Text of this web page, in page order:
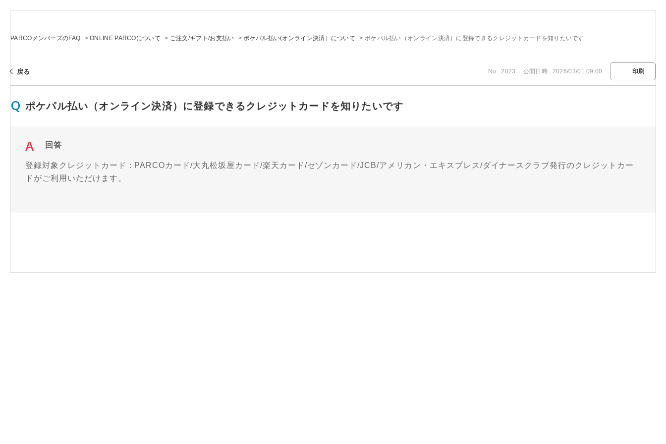
PARCOメンバーズのFAQ >ONLINE PARCOについて > ご注文/ギフト/お支払い >ポケパル払い(オンライン決済）について > ポケパル払い（オンライン決済）に登録できるクレジットカードを知りたいです
戻る No : 2023 公開日時 : 2026/03/01 09:00 印刷
ポケパル払い（オンライン決済）に登録できるクレジットカードを知りたいです
回答
登録対象クレジットカード：PARCOカード/大丸松坂屋カード/楽天カード/セゾンカード/JCB/アメリカン・エキスプレス/ダイナースクラブ発行のクレジットカー
ドがご利用いただけます。